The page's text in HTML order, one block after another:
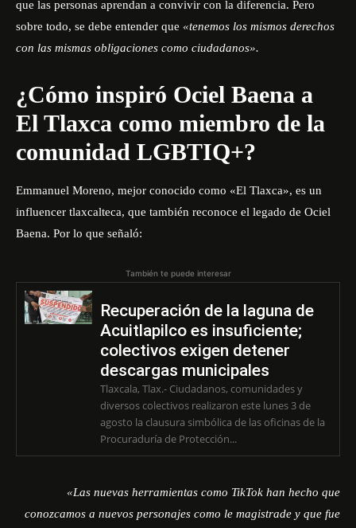
que las personas aprendan a convivir con la diferencia. Pero
sobre todo, se debe entender que «tenemos los mismos derechos
con las mismas obligaciones como ciudadanos».
¿Cómo inspiró Ociel Baena a
El Tlaxca como miembro de la
comunidad LGBTIQ+?
Emmanuel Moreno, mejor conocido como «El Tlaxca», es un
influencer tlaxcalteca, que también reconoce el legado de Ociel
Baena. Por lo que señaló:
También te puede interesar
Recuperación de la laguna de
Acuitlapilco es insuficiente;
colectivos exigen detener
descargas municipales
Tlaxcala, Tlax.- Ciudadanos, comunidades y
diversos colectivos realizaron este lunes 3 de
agosto la clausura simbólica de las oficinas de la
Procuraduría de Protección...
«Las nuevas herramientas como TikTok han hecho que
conozcamos a nuevos personajes como le magistrade y que fue